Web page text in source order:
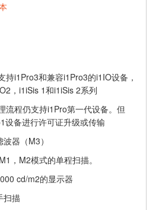
持i1Pro3和兼容i1Pro3的i1IO设备，
，i1iSis 1和i1iSis 2系列
流程仍支持i1Pro第一代设备。但
设备进行许可证升级或传输
器（M3）
，M2模式的单程扫描。
cd/m2的显示器
扫描